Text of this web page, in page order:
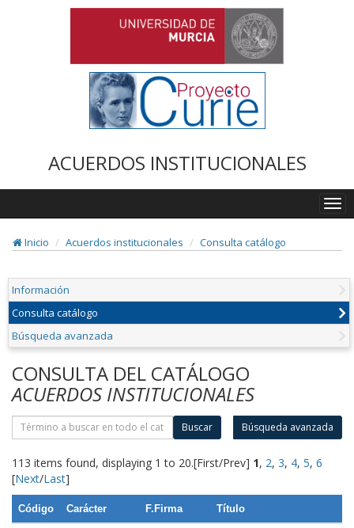
ACUERDOS INSTITUCIONALES
Inicio
Acuerdos institucionales Consulta catálogo
Información
Consulta catálogo
Búsqueda avanzada
CONSULTA DEL CATÁLOGO
ACUERDOS INSTITUCIONALES
Buscar Búsqueda avanzada
113 items found, displaying 1 to 20.[First/Prev] 1, 2, 3, 4, 5, 6
[Next/Last]
Código Carácter F.Firma Título